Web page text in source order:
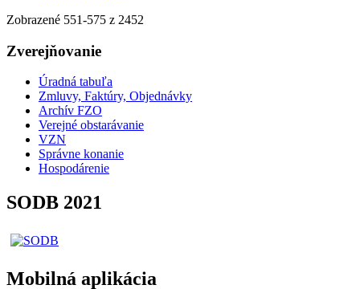
Zobrazené 551-575 z 2452
Zverejňovanie
Úradná tabuľa
Zmluvy, Faktúry, Objednávky
Archív FZO
Verejné obstarávanie
VZN
Správne konanie
Hospodárenie
SODB 2021
Mobilná aplikácia